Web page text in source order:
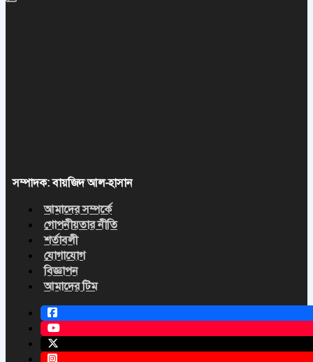
সম্পাদক: বায়জিদ আল-হাসান
আমাদের সম্পর্কে
গোপনীয়তার নীতি
শর্তাবলী
যোগাযোগ
বিজ্ঞাপন
আমাদের টিম